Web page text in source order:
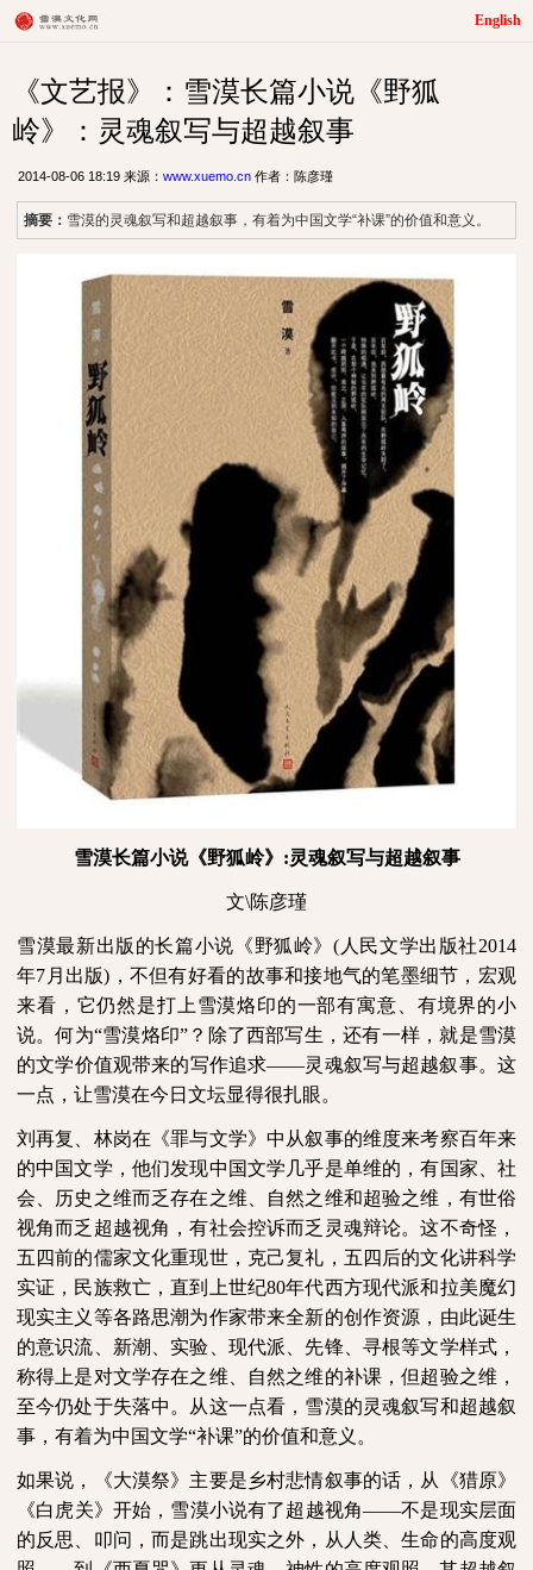
English
《文艺报》：雪漠长篇小说《野狐
岭》：灵魂叙写与超越叙事
2014-08-06 18:19 来源： www.xuemo.cn 作者：陈彦瑾
摘要： 雪漠的灵魂叙写和超越叙事，有着为中国文学“补课”的价值和意义。
雪漠长篇小说《野狐岭》 :灵魂叙写与超越叙事
文\陈彦瑾
雪漠最新出版的长篇小说《野狐岭》 ( 人民文学出版社2014
年7 月出版) ，不但有好看的故事和接地气的笔墨细节，宏观
来看，它仍然是打上雪漠烙印的一部有寓意、有境界的小
说。何为“雪漠烙印”？除了西部写生，还有一样，就是雪漠
的文学价值观带来的写作追求——灵魂叙写与超越叙事。这
一点，让雪漠在今日文坛显得很扎眼。
刘再复、林岗在《罪与文学》中从叙事的维度来考察百年来
的中国文学，他们发现中国文学几乎是单维的，有国家、社
会、历史之维而乏存在之维、自然之维和超验之维，有世俗
视角而乏超越视角，有社会控诉而乏灵魂辩论。这不奇怪，
五四前的儒家文化重现世，克己复礼，五四后的文化讲科学
实证，民族救亡，直到上世纪80年代西方现代派和拉美魔幻
现实主义等各路思潮为作家带来全新的创作资源，由此诞生
的意识流、新潮、实验、现代派、先锋、寻根等文学样式，
称得上是对文学存在之维、自然之维的补课，但超验之维，
至今仍处于失落中。从这一点看，雪漠的灵魂叙写和超越叙
事，有着为中国文学“补课”的价值和意义。
如果说，《大漠祭》主要是乡村悲情叙事的话，从《猎原》
《白虎关》开始，雪漠小说有了超越视角——不是现实层面
的反思、叩问，而是跳出现实之外，从人类、生命的高度观